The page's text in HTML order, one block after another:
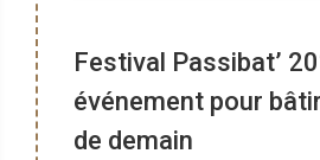
Festival Passibat’
événement pour
de demain